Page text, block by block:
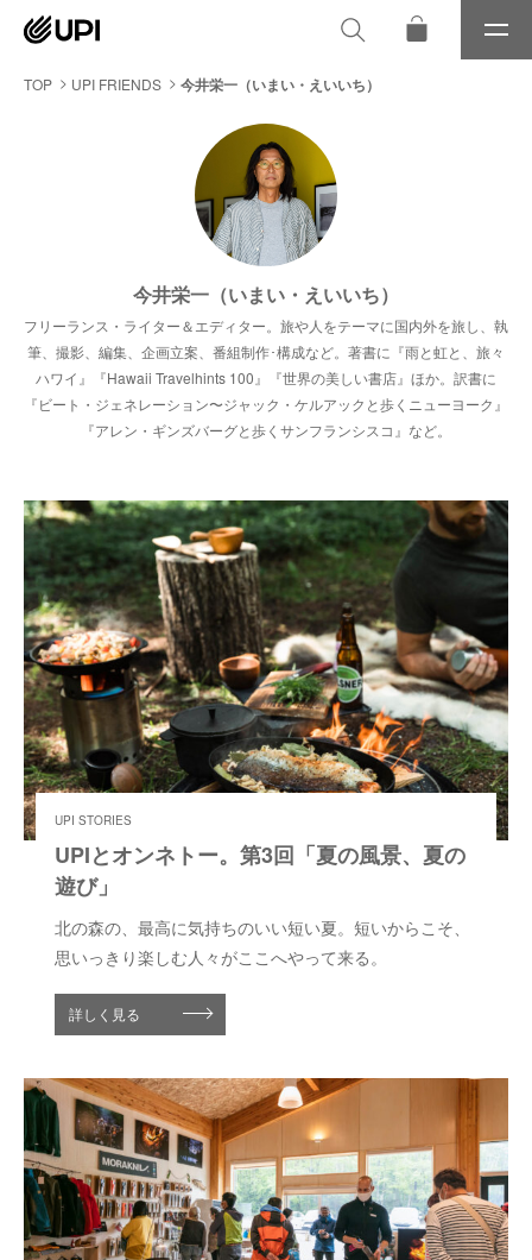
メ
ニ
TOP UPI FRIENDS 今井栄一（いまい・えいいち）
今井栄一（いまい・えいいち）
フリーランス・ライター＆エディター。旅や人をテーマに国内外を旅し、執
筆、撮影、編集、企画立案、番組制作･構成など。著書に『雨と虹と、旅々
ハワイ』『Hawaii Travelhints 100』『世界の美しい書店』ほか。訳書に
『ビート・ジェネレーション〜ジャック・ケルアックと歩くニューヨーク』
『アレン・ギンズバーグと歩くサンフランシスコ』など。
UPI STORIES
UPIとオンネトー。第3回「夏の風景、夏の
遊び」
北の森の、最高に気持ちのいい短い夏。短いからこそ、
思いっきり楽しむ人々がここへやって来る。
詳しく見る